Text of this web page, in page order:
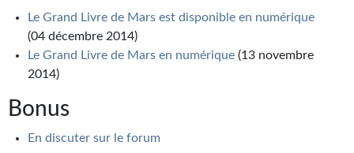
Support technique
Le Grand Livre de Mars est disponible en numérique
(04 décembre 2014)
Le Grand Livre de Mars en numérique (13 novembre
2014)
Bonus
En discuter sur le forum